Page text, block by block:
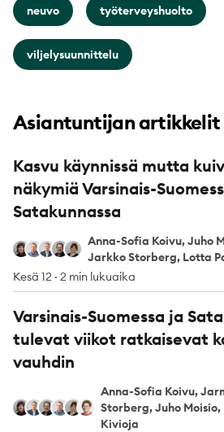
neuvo työterveyshuolto
viljelysuunnittelu
Asiantuntijan artikkelit
Kasvu käynnissä mutta
näkymiä Varsinais-
Satakunnassa
Anna-Sofia Koivu
Juho Moisio
Jarmo Pirhonen
Jarkko Storberg
Lotta Palo
Anna-Sofia Koivu, Juho
Jarkko Storberg, Lotta
Kesä 12 · 2 min lukuaika
Varsinais-Suomessa ja
tulevat viikot ratkaisevat
vauhdin
Anna-Sofia Koivu
Jarmo Pirhonen
Jarkko Storberg
Juho Moisio
Lotta Palo
Elisa Kivioja
Anna-Sofia Koivu,
Storberg, Juho Moisio,
Kivioja